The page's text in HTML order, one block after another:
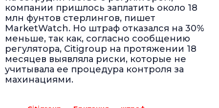
компании пришлось заплатить около 18
млн фунтов стерлингов, пишет
MarketWatch. Но штраф отказался на 30%
меньше, так как, согласно сообщению
регулятора, Citigroup на протяжении 18
месяцев выявляла риски, которые не
учитывала ее процедура контроля за
махинациями.